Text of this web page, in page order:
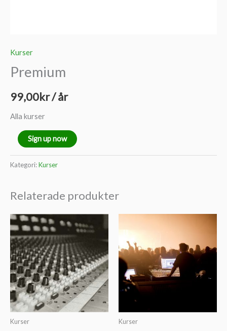
Kurser
Premium
99,00kr/ år
Alla kurser
Premium
mängd
Sign up now
Kategori:Kurser
Relaterade produkter
Kurser Kurser